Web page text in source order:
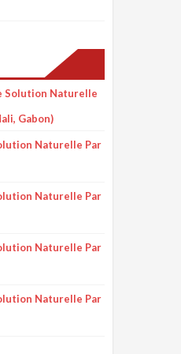
Solution Naturelle
Gabon)
Naturelle Par
Naturelle Par
Naturelle Par
Naturelle Par